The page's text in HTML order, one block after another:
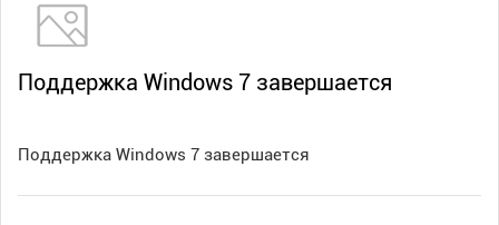
Поддержка Windows 7 завершается
Поддержка Windows 7 завершается